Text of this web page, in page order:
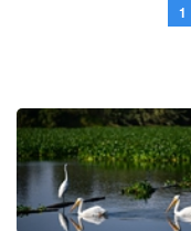
河
四川
陕西
新疆 内
1